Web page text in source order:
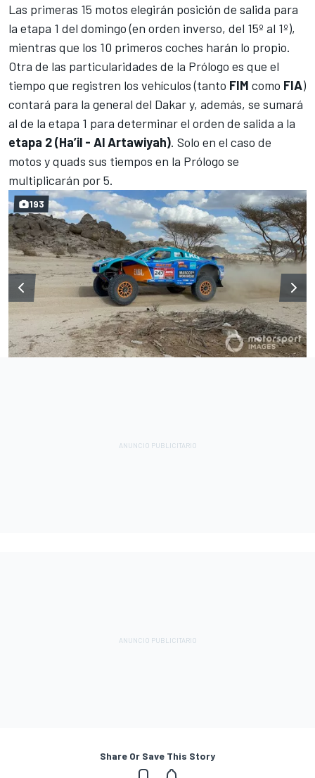
Las primeras 15 motos elegirán posición de salida para
la etapa 1 del domingo (en orden inverso, del 15º al 1º),
mientras que los 10 primeros coches harán lo propio.
Otra de las particularidades de la Prólogo es que el
tiempo que registren los vehículos (tanto FIM como FIA)
contará para la general del Dakar y, además, se sumará
al de la etapa 1 para determinar el orden de salida a la
etapa 2 (Ha’il - Al Artawiyah). Solo en el caso de
motos y quads sus tiempos en la Prólogo se
multiplicarán por 5.
193
Share Or Save This Story